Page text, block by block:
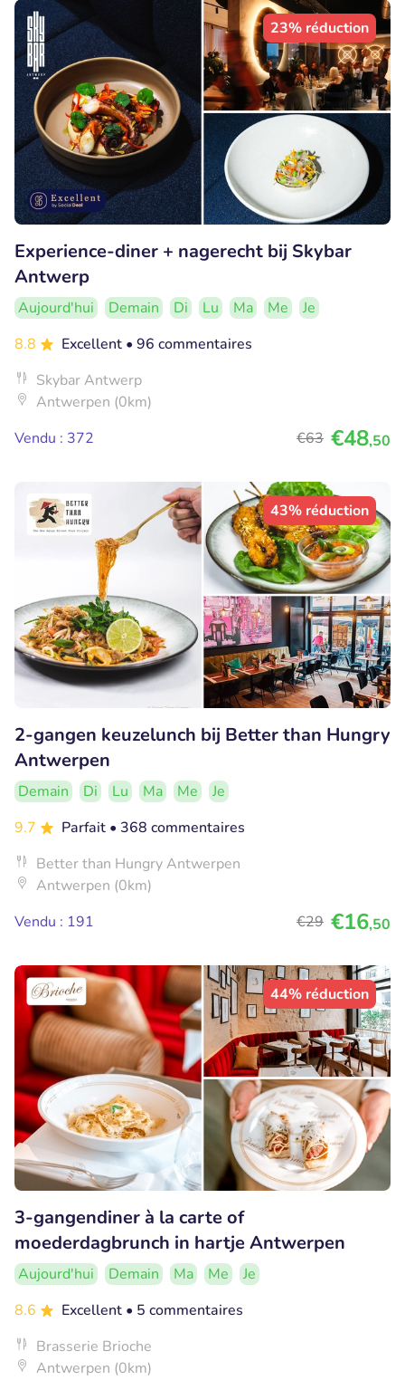
23% réduction
Experience-diner + nagerecht bij Skybar
Antwerp
Aujourd'hui Demain Di Lu Ma Me
Je
8.8
Excellent • 96 commentaires
Skybar Antwerp
Antwerpen (0km)
Vendu : 372
€63 €48,50
43% réduction
2-gangen keuzelunch bij Better than Hungry
Antwerpen
Demain Di Lu Ma Me
Je
9.7
Parfait • 368 commentaires
Better than Hungry Antwerpen
Antwerpen (0km)
Vendu : 191
€29 €16,50
44% réduction
3-gangendiner à la carte of
moederdagbrunch in hartje Antwerpen
Aujourd'hui Demain Ma Me
Je
8.6
Excellent • 5 commentaires
Brasserie Brioche
Antwerpen (0km)